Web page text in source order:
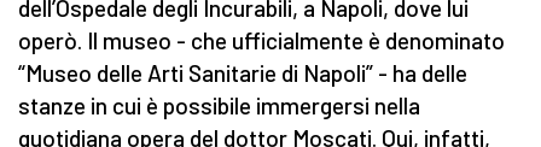
dell’Ospedale degli Incurabili, a Napoli, dove lui
operò. Il museo - che ufficialmente è denominato
“Museo delle Arti Sanitarie di Napoli” - ha delle
stanze in cui è possibile immergersi nella
quotidiana opera del dottor Moscati. Qui, infatti,